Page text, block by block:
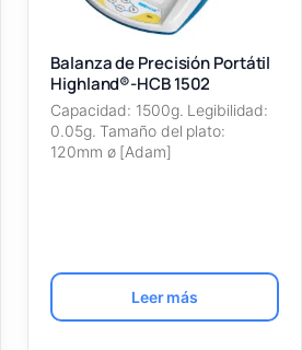
Balanza de Precisión Portátil
Highland®-HCB 1502
Capacidad: 1500g. Legibilidad:
0.05g. Tamaño del plato:
120mm ø [Adam]
Leer más